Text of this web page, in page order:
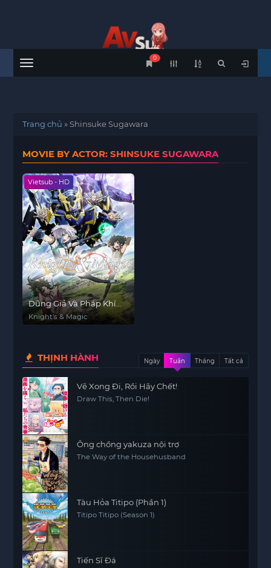
Menu
0
Trang chủ »Shinsuke Sugawara
MOVIE BY ACTOR: SHINSUKE SUGAWARA
Vietsub - HD
Dũng Giả Và Pháp Khí
Tại Dị Giới
Knight's & Magic
THỊNH HÀNH Ngày Tuần Tháng Tất cả
Vẽ Xong Đi, Rồi Hãy Chết!
Draw This, Then Die!
Ông chồng yakuza nội trợ
The Way of the Househusband
Tàu Hỏa Titipo (Phần 1)
Titipo Titipo (Season 1)
Tiến Sĩ Đá